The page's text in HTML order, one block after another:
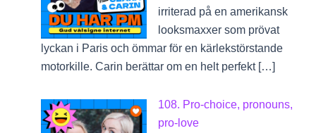
irriterad på en amerikansk
looksmaxxer som prövat
lyckan i Paris och ömmar för en kärlekstörstande
motorkille. Carin berättar om en helt perfekt […]
108. Pro-choice, pronouns,
pro-love